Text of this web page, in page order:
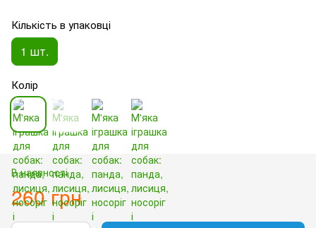
Кількість в упаковці
1 шт.
Колір
В наявності
260 грн